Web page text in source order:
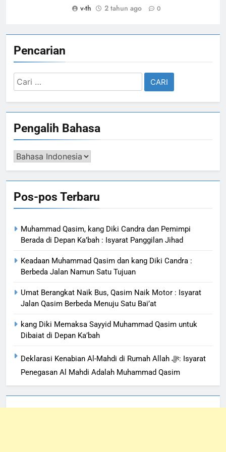
v-th 2 tahun ago 0
Pencarian
Cari
untuk:
Pengalih Bahasa
Pengalih
Pos-pos Terbaru
Muhammad Qasim, kang Diki Candra dan Pemimpi
Berada di Depan Ka’bah : Isyarat Panggilan Jihad
Keadaan Muhammad Qasim dan kang Diki Candra :
Berbeda Jalan Namun Satu Tujuan
Umat Berangkat Naik Bus, Qasim Naik Motor : Isyarat
Jalan Qasim Berbeda Menuju Satu Bai’at
kang Diki Memaksa Sayyid Muhammad Qasim untuk
Dibaiat di Depan Ka’bah
Deklarasi Kenabian Al-Mahdi di Rumah Allah ﷻ: Isyarat
Penegasan Al Mahdi Adalah Muhammad Qasim